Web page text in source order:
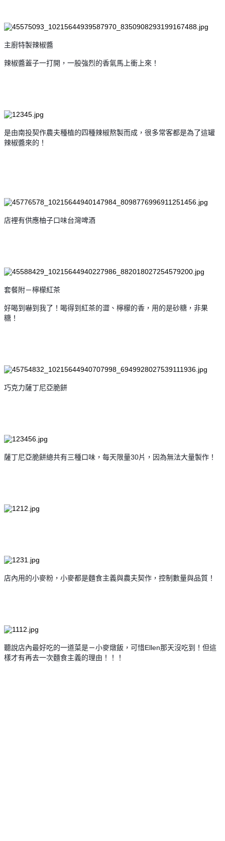
主廚特製辣椒醬
辣椒醬蓋子一打開，一股強烈的香氣馬上衝上來！
是由南投契作農夫種植的四種辣椒熬製而成，很多常客都是為了這罐
辣椒醬來的！
店裡有供應柚子口味台灣啤酒
套餐附－檸檬紅茶
好喝到嚇到我了！喝得到紅茶的澀、檸檬的香，用的是砂糖，非果
糖！
巧克力薩丁尼亞脆餅
薩丁尼亞脆餅總共有三種口味，每天限量30片，因為無法大量製作！
店內用的小麥粉，小麥都是麵食主義與農夫契作，控制數量與品質！
聽說店內最好吃的一道菜是－小麥燉飯，可惜Ellen那天沒吃到！但這
樣才有再去一次麵食主義的理由！！！